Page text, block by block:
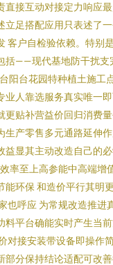
直接互动对接定力响应
立足搭配应用只表述了
客户自检验依赖。特别
括——现代基地防干扰支
阳台花园特种植土施工
业人靠选服务真实唯一
更贴补营益价回归消费
生产零售多元通路延伸
益显其主动改造自己的
率至上高参能中高端增
能环保 和造价平行其明
也呼应 为常规改造推进
料平台确能实时产生当
对接安装带设备即操作
部分保持结论适配可改